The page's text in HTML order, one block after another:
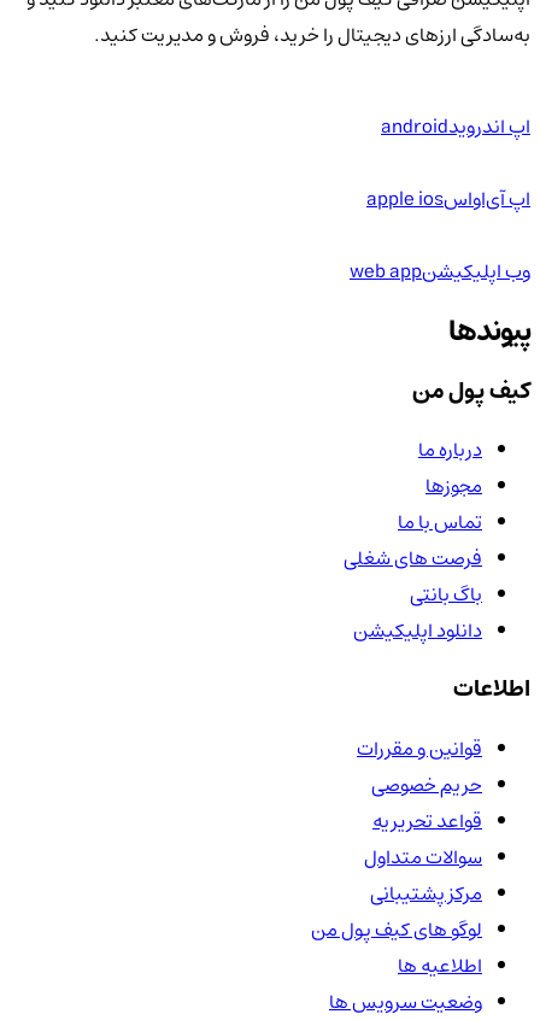
به‌سادگی ارزهای دیجیتال را خرید، فروش و مدیریت کنید.
اپ اندرویدandroid
اپ آی‌او‌اسapple ios
وب اپلیکیشنweb app
پیوندها
کیف پول من
درباره ما
مجوزها
تماس با ما
فرصت های شغلی
باگ بانتی
دانلود اپلیکیشن
اطلاعات
قوانین و مقررات
حریم خصوصی
قواعد تحریریه
سوالات متداول
مرکز پشتیبانی
لوگو های کیف پول من
اطلاعیه ها
وضعیت سرویس ها